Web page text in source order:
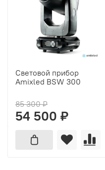
Световой прибор
Amixled BSW 300
85 300 ₽
54 500 ₽